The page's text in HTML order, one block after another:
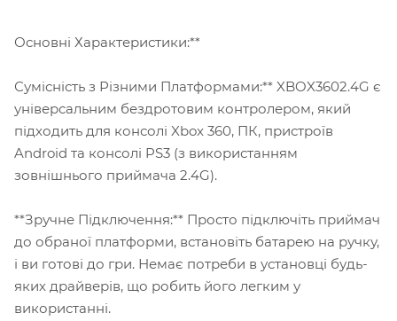
Основні Характеристики:**
Сумісність з Різними Платформами:** XBOX3602.4G є
універсальним бездротовим контролером, який
підходить для консолі Xbox 360, ПК, пристроїв
Android та консолі PS3 (з використанням
зовнішнього приймача 2.4G).
**Зручне Підключення:** Просто підключіть приймач
до обраної платформи, встановіть батарею на ручку,
і ви готові до гри. Немає потреби в установці будь-
яких драйверів, що робить його легким у
використанні.